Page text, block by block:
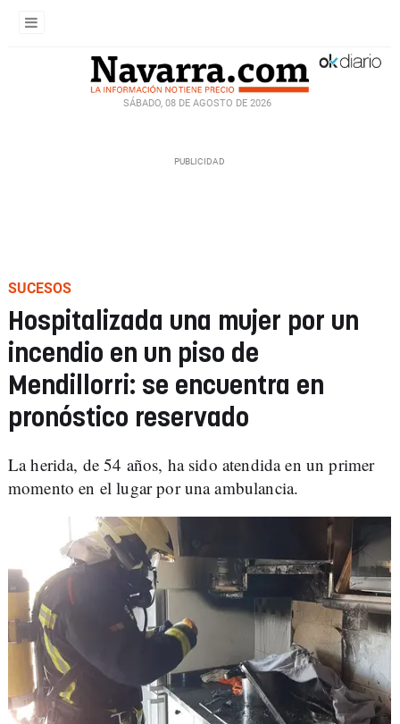
SÁBADO, 08 DE AGOSTO DE 2026
SUCESOS
Hospitalizada una mujer por un
incendio en un piso de
Mendillorri: se encuentra en
pronóstico reservado
La herida, de 54 años, ha sido atendida en un primer
momento en el lugar por una ambulancia.